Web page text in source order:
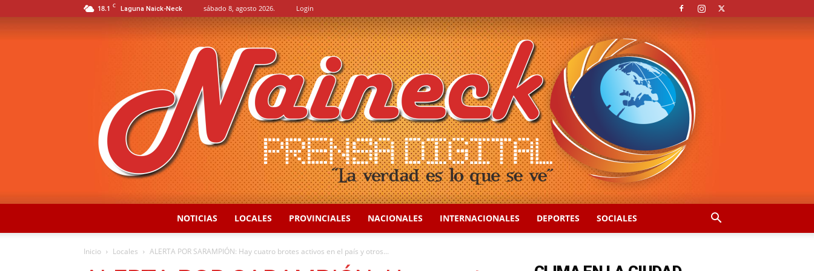
18.1 C Laguna Naick-Neck sábado 8, agosto 2026. Login
NOTICIAS LOCALES PROVINCIALES NACIONALES INTERNACIONALES DEPORTES SOCIALES
Inicio Locales ALERTA POR SARAMPIÓN: Hay cuatro brotes activos en el país y otros...